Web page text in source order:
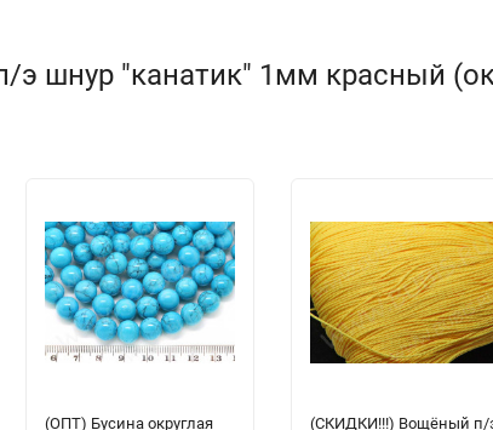
шнур "канатик" 1мм красный
(ОПТ) Бусина округлая
(СКИДКИ!!!) Вощёный п/